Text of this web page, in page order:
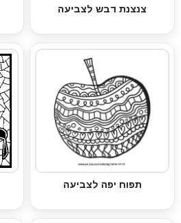
צנצנת דבש לצביעה
תפוח יפה לצביעה